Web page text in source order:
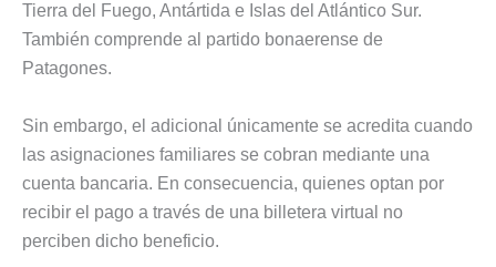
Tierra del Fuego, Antártida e Islas del Atlántico Sur.
También comprende al partido bonaerense de
Patagones.
Sin embargo, el adicional únicamente se acredita cuando
las asignaciones familiares se cobran mediante una
cuenta bancaria. En consecuencia, quienes optan por
recibir el pago a través de una billetera virtual no
perciben dicho beneficio.